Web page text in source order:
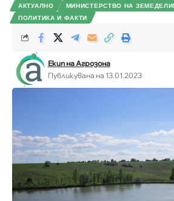
АКТУАЛНО
МИНИСТЕРСТВО НА
ПОЛИТИКА И ФАКТИ
Екип на Агрозона
Публикувана на 13.01.2023